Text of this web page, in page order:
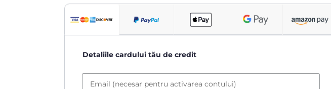
Detaliile cardului tău de credit
Email (necesar pentru activarea contului)